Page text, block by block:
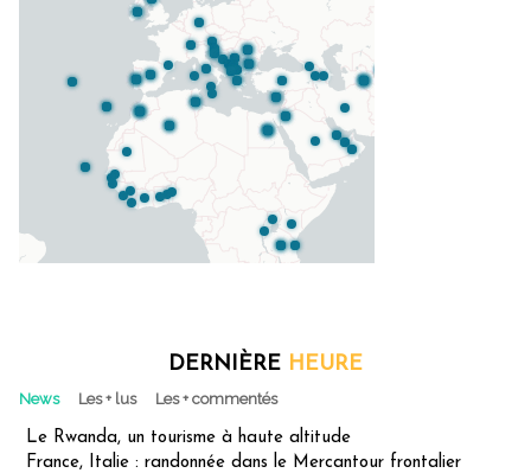
DERNIÈRE HEURE
News Les + lus Les + commentés
Le Rwanda, un tourisme à haute altitude
France, Italie : randonnée dans le Mercantour frontalier